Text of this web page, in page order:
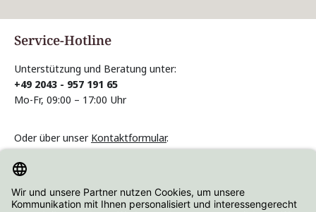
Service-Hotline
Unterstützung und Beratung unter:
+49 2043 - 957 191 65
Mo-Fr, 09:00 – 17:00 Uhr
Oder über unser Kontaktformular.